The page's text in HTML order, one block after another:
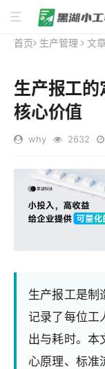
首页 生产管理 文
生产报工
核心价值
why 2632
生产报工是制
记录了每位工
出与耗时。本
心原理、标准